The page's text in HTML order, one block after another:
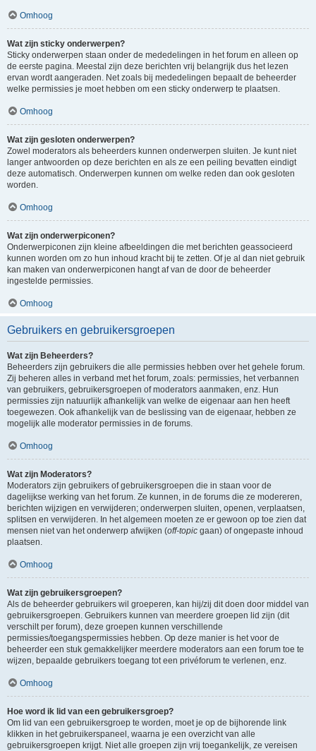
Omhoog
Wat zijn sticky onderwerpen?
Sticky onderwerpen staan onder de mededelingen in het forum en alleen op
de eerste pagina. Meestal zijn deze berichten vrij belangrijk dus het lezen
ervan wordt aangeraden. Net zoals bij mededelingen bepaalt de beheerder
welke permissies je moet hebben om een sticky onderwerp te plaatsen.
Omhoog
Wat zijn gesloten onderwerpen?
Zowel moderators als beheerders kunnen onderwerpen sluiten. Je kunt niet
langer antwoorden op deze berichten en als ze een peiling bevatten eindigt
deze automatisch. Onderwerpen kunnen om welke reden dan ook gesloten
worden.
Omhoog
Wat zijn onderwerpiconen?
Onderwerpiconen zijn kleine afbeeldingen die met berichten geassocieerd
kunnen worden om zo hun inhoud kracht bij te zetten. Of je al dan niet gebruik
kan maken van onderwerpiconen hangt af van de door de beheerder
ingestelde permissies.
Omhoog
Gebruikers en gebruikersgroepen
Wat zijn Beheerders?
Beheerders zijn gebruikers die alle permissies hebben over het gehele forum.
Zij beheren alles in verband met het forum, zoals: permissies, het verbannen
van gebruikers, gebruikersgroepen of moderators aanmaken, enz. Hun
permissies zijn natuurlijk afhankelijk van welke de eigenaar aan hen heeft
toegewezen. Ook afhankelijk van de beslissing van de eigenaar, hebben ze
mogelijk alle moderator permissies in de forums.
Omhoog
Wat zijn Moderators?
Moderators zijn gebruikers of gebruikersgroepen die in staan voor de
dagelijkse werking van het forum. Ze kunnen, in de forums die ze modereren,
berichten wijzigen en verwijderen; onderwerpen sluiten, openen, verplaatsen,
splitsen en verwijderen. In het algemeen moeten ze er gewoon op toe zien dat
mensen niet van het onderwerp afwijken (off-topic gaan) of ongepaste inhoud
plaatsen.
Omhoog
Wat zijn gebruikersgroepen?
Als de beheerder gebruikers wil groeperen, kan hij/zij dit doen door middel van
gebruikersgroepen. Gebruikers kunnen van meerdere groepen lid zijn (dit
verschilt per forum), deze groepen kunnen verschillende
permissies/toegangspermissies hebben. Op deze manier is het voor de
beheerder een stuk gemakkelijker meerdere moderators aan een forum toe te
wijzen, bepaalde gebruikers toegang tot een privéforum te verlenen, enz.
Omhoog
Hoe word ik lid van een gebruikersgroep?
Om lid van een gebruikersgroep te worden, moet je op de bijhorende link
klikken in het gebruikerspaneel, waarna je een overzicht van alle
gebruikersgroepen krijgt. Niet alle groepen zijn vrij toegankelijk, ze vereisen